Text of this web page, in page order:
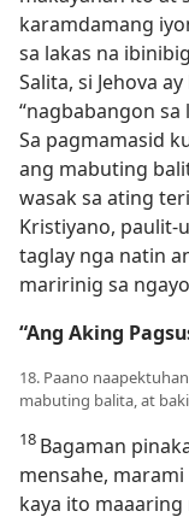
karamdamang
sa lakas na
Salita, si Jehova
“nagbabangon sa
Sa pagmamasid
ang mabuting
wasak sa ating
Kristiyano, paulit-
taglay nga natin
maririnig sa
“Ang Aking
18. Paano
mabuting balita, at
18 Bagaman
mensahe,
kaya ito